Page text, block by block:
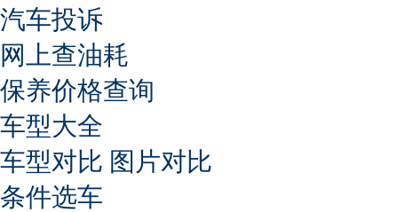
汽车投诉
网上查油耗
保养价格查询
车型大全
车型对比 图片对比
条件选车